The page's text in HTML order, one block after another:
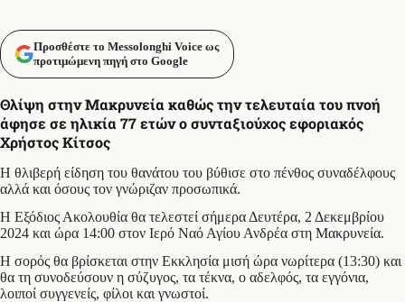
Προσθέστε το Messolonghi Voice ως
προτιμώμενη πηγή στο Google
Θλίψη στην Μακρυνεία καθώς την τελευταία του πνοή
άφησε σε ηλικία 77 ετών ο συνταξιούχος εφοριακός
Χρήστος Κίτσος
Η θλιβερή είδηση του θανάτου του βύθισε στο πένθος συναδέλφους
αλλά και όσους τον γνώριζαν προσωπικά.
Η Εξόδιος Ακολουθία θα τελεστεί σήμερα Δευτέρα, 2 Δεκεμβρίου
2024 και ώρα 14:00 στον Ιερό Ναό Αγίου Ανδρέα στη Μακρυνεία.
Η σορός θα βρίσκεται στην Εκκλησία μισή ώρα νωρίτερα (13:30) και
θα τη συνοδεύσουν η σύζυγος, τα τέκνα, ο αδελφός, τα εγγόνια,
λοιποί συγγενείς, φίλοι και γνωστοί.